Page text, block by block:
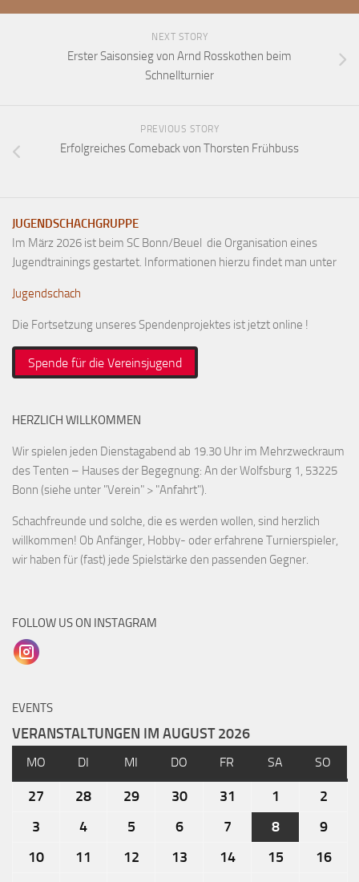
NEXT STORY
Erster Saisonsieg von Arnd Rosskothen beim
Schnellturnier
PREVIOUS STORY
Erfolgreiches Comeback von Thorsten Frühbuss
JUGENDSCHACHGRUPPE
Im März 2026 ist beim SC Bonn/Beuel die Organisation eines
Jugendtrainings gestartet. Informationen hierzu findet man unter
Jugendschach
Die Fortsetzung unseres Spendenprojektes ist jetzt online !
Spende für die Vereinsjugend
HERZLICH WILLKOMMEN
Wir spielen jeden Dienstagabend ab 19.30 Uhr im Mehrzweckraum
des Tenten – Hauses der Begegnung: An der Wolfsburg 1, 53225
Bonn (siehe unter "Verein" > "Anfahrt").
Schachfreunde und solche, die es werden wollen, sind herzlich
willkommen! Ob Anfänger, Hobby- oder erfahrene Turnierspieler,
wir haben für (fast) jede Spielstärke den passenden Gegner.
FOLLOW US ON INSTAGRAM
EVENTS
VERANSTALTUNGEN IM AUGUST 2026
MO DI MI DO FR SA SO
27 28 29 30 31 1
2
3
4 5 6 7 8
9
10
11 12 13 14 15
16